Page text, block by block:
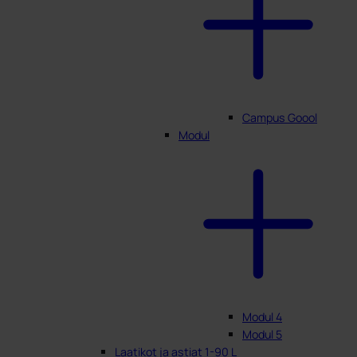
Campus Goool
Modul
Modul 4
Modul 5
Laatikot ja astiat 1-90 L